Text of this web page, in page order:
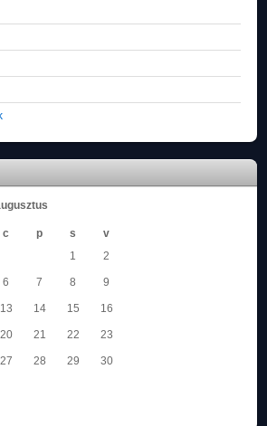
c p s
v
1
2
6 7 8 9
13 14 15 16
20 21 22 23
27 28 29 30